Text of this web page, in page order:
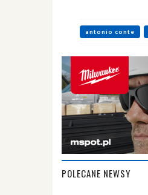
antonio conte
POLECANE NEWSY